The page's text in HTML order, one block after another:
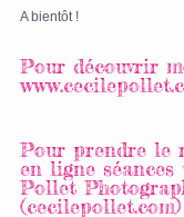
A bientôt !
Pour découvrir
www.
Pour prendre le
en ligne séances
Pollet
(cecilepollet.com)